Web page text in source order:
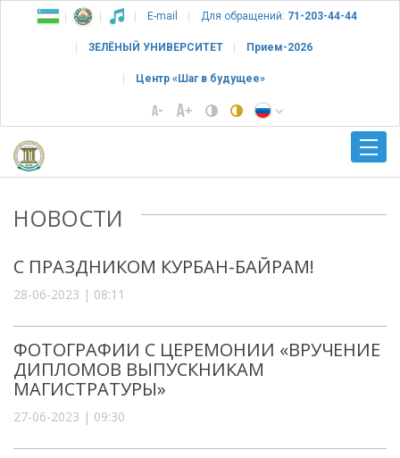
E-mail Для обращений: 71-203-44-44
ЗЕЛЁНЫЙ УНИВЕРСИТЕТ Прием-2026
Центр «Шаг в будущее»
НОВОСТИ
С ПРАЗДНИКОМ КУРБАН-БАЙРАМ!
28-06-2023 | 08:11
ФОТОГРАФИИ С ЦЕРЕМОНИИ «ВРУЧЕНИЕ
ДИПЛОМОВ ВЫПУСКНИКАМ
МАГИСТРАТУРЫ»
27-06-2023 | 09:30